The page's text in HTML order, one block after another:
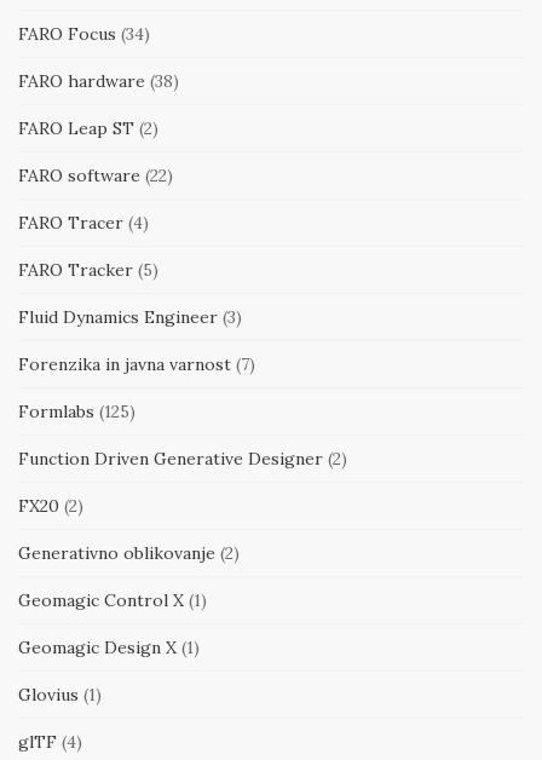
FARO Focus (34)
FARO hardware (38)
FARO Leap ST (2)
FARO software (22)
FARO Tracer (4)
FARO Tracker (5)
Fluid Dynamics Engineer (3)
Forenzika in javna varnost (7)
Formlabs (125)
Function Driven Generative Designer (2)
FX20 (2)
Generativno oblikovanje (2)
Geomagic Control X (1)
Geomagic Design X (1)
Glovius (1)
glTF (4)